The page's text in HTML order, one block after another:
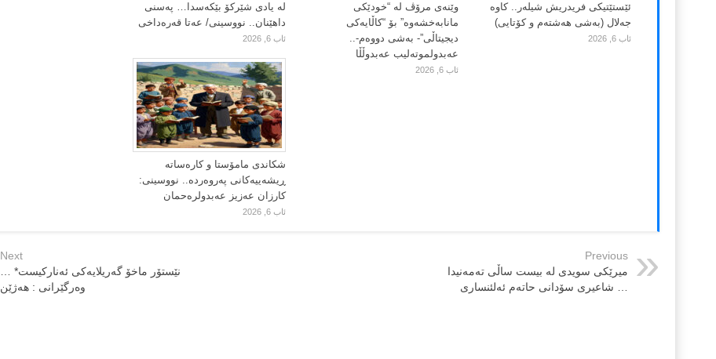
ئێستێتیکی فریدریش شیلەر.. کاوە
جەلال (بەشی هەشتەم و کۆتایی)
ئاب 6, 2026
وێنەی مرۆڤ لە “خودێکی
مانابەخشەوە” بۆ “کاڵایەکی
دیجیتاڵی”- بەشی دووەم-..
عەبدولموتەلیب عەبدوڵڵا
ئاب 6, 2026
لە یادی شێرکۆ بێکەسدا… پەسنی
داهێنان.. نووسینی/ عەتا قەرەداخی
ئاب 6, 2026
شکاندی مامۆستا و کارەساتە
ڕیشەییەکانی پەروەردە.. نووسینی:
کارزان عەزیز عەبدولرەحمان
ئاب 6, 2026
Previous
میرێكی سویدی له‌ بیست ساڵی ته‌مه‌نیدا
… شاعیری سۆدانی حاته‌م ئه‌لئنساری
Next
نێستۆر ماخۆ گه‌ریلایه‌کی ئه‌نارکیست* …
وەرگێرانی : ھەژێن